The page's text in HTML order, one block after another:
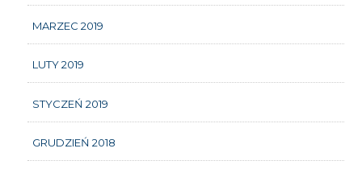
MARZEC 2019
LUTY 2019
STYCZEŃ 2019
GRUDZIEŃ 2018